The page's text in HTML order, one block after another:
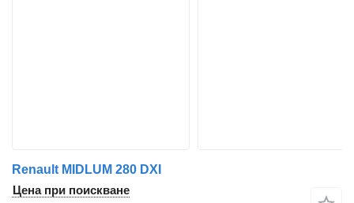
Renault MIDLUM 280 DXI
Цена при поискване